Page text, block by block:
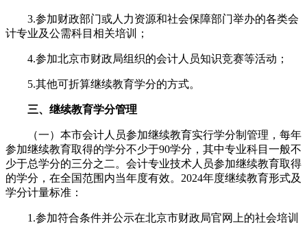
3.参加财政部门或人力资源和社会保障部门举办的各类会
计专业及公需科目相关培训；
4.参加北京市财政局组织的会计人员知识竞赛等活动；
5.其他可折算继续教育学分的方式。
三、继续教育学分管理
（一）本市会计人员参加继续教育实行学分制管理，每年
参加继续教育取得的学分不少于90学分，其中专业科目一般不
少于总学分的三分之二。会计专业技术人员参加继续教育取得
的学分，在全国范围内当年度有效。2024年度继续教育形式及
学分计量标准：
1.参加符合条件并公示在北京市财政局官网上的社会培训